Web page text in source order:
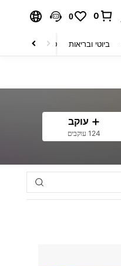
0
0
ביוטי ובריאות טקסטיל לבית
עוקב
124 עוקבים